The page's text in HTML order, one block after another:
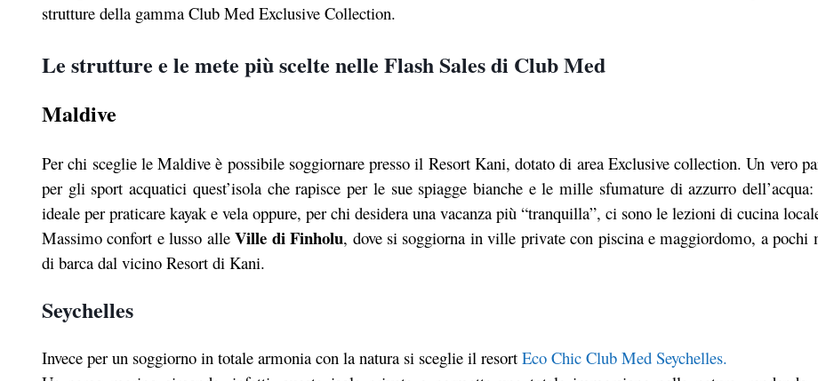
strutture della gamma Club Med Exclusive Collection.
Le strutture e le mete più scelte nelle Flash Sales di Club Med
Maldive
Per chi sceglie le Maldive è possibile soggiornare presso il Resort Kani, dotato di area Exclusive collection. Un vero
per gli sport acquatici quest’isola che rapisce per le sue spiagge bianche e le mille sfumature di azzurro
ideale per praticare kayak e vela oppure, per chi desidera una vacanza più “tranquilla”, ci sono le lezioni di cucina
Massimo confort e lusso alleVille di Finholu, dove si soggiorna in ville private con piscina e maggiordomo, a pochi
di barca dal vicino Resort di Kani.
Seychelles
Invece per un soggiorno in totale armonia con la natura si sceglie il resort Eco Chic Club Med Seychelles.